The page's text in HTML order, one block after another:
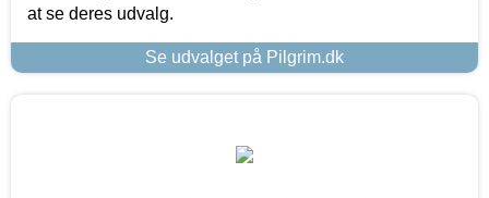
at se deres udvalg.
Se udvalget på Pilgrim.dk